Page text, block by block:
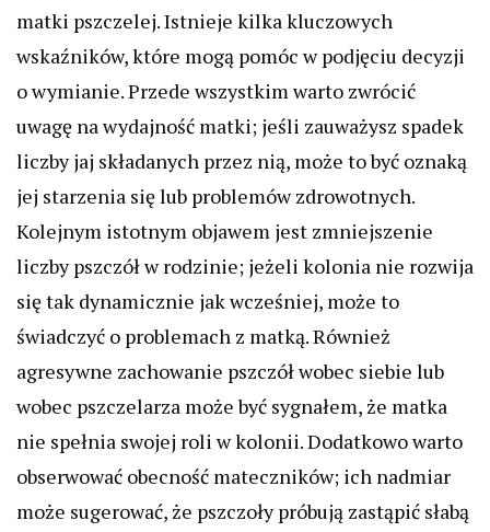
matki pszczelej. Istnieje kilka kluczowych
wskaźników, które mogą pomóc w podjęciu decyzji
o wymianie. Przede wszystkim warto zwrócić
uwagę na wydajność matki; jeśli zauważysz spadek
liczby jaj składanych przez nią, może to być oznaką
jej starzenia się lub problemów zdrowotnych.
Kolejnym istotnym objawem jest zmniejszenie
liczby pszczół w rodzinie; jeżeli kolonia nie rozwija
się tak dynamicznie jak wcześniej, może to
świadczyć o problemach z matką. Również
agresywne zachowanie pszczół wobec siebie lub
wobec pszczelarza może być sygnałem, że matka
nie spełnia swojej roli w kolonii. Dodatkowo warto
obserwować obecność mateczników; ich nadmiar
może sugerować, że pszczoły próbują zastąpić słabą